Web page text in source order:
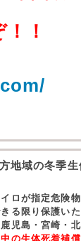
！
地域の冬季
ロが指定危険
る限り保護い
児島・宮崎・
の生体死着補